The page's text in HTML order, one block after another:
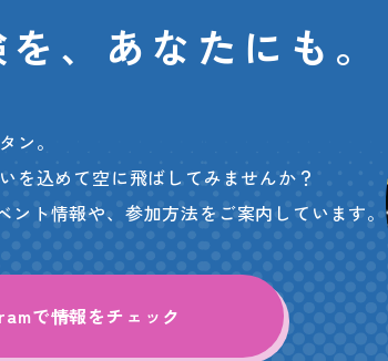
、 あなたにも。
ン。
を込めて空に飛ばしてみませんか？
ト情報や、参加方法をご案内しています。
で情報をチェック